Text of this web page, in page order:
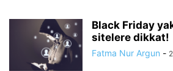
Black Friday
sitelere dikkat!
Fatma Nur Argun -